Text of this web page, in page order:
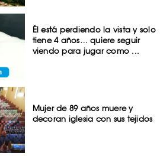
Él está perdiendo la vista y solo
tiene 4 años… quiere seguir
viendo para jugar como ...
Mujer de 89 años muere y
decoran iglesia con sus tejidos